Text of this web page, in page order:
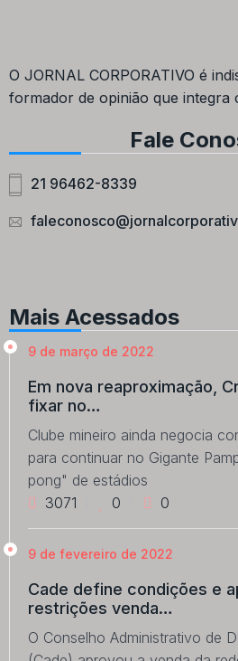
O JORNAL CORPORATIVO é
formador de opinião que integra
Fale
21 96462-8339
Mais Acessados
9 de março de 2022
Em nova reaproximação,
fixar no…
Clube mineiro ainda negocia
para continuar no Gigante
pong" de estádios
3071
0 0
9 de fevereiro de 2022
Cade define condições e
restrições venda…
O Conselho Administrativo de